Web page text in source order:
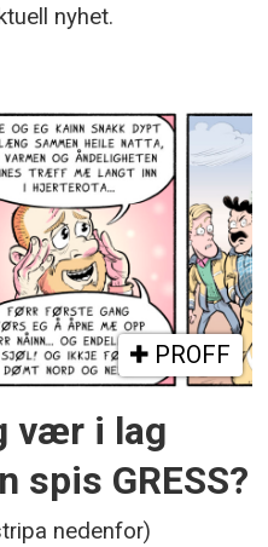
nyhet.
PROFF
vær i lag
spis GRESS?
nedenfor)